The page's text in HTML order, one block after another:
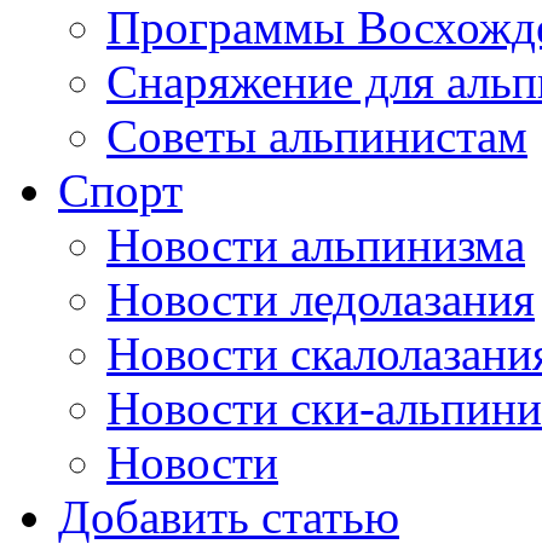
Программы
Снаряжение для
Советы альпинистам
Спорт
Новости альпинизма
Новости ледолазания
Новости
Новости ски-
Новости
Добавить статью